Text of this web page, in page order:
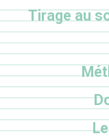
Tirage au